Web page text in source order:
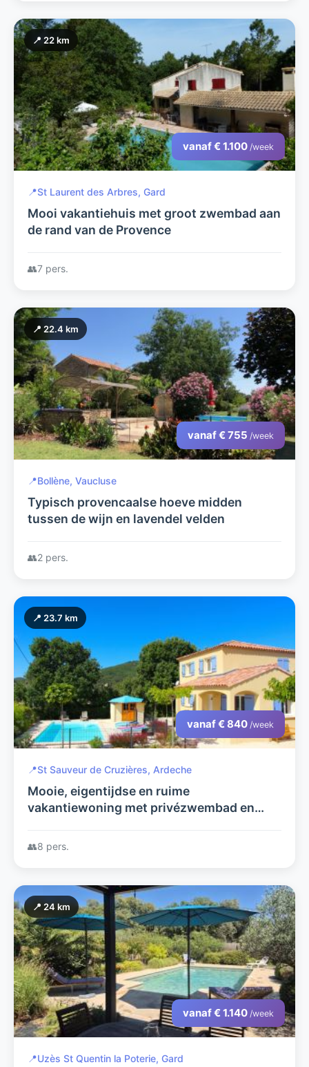
📍 22 km
vanaf € 1.100 /week
📍St Laurent des Arbres, Gard
Mooi vakantiehuis met groot zwembad aan
de rand van de Provence
👥7 pers.
📍 22.4 km
vanaf € 755 /week
📍Bollène, Vaucluse
Typisch provencaalse hoeve midden
tussen de wijn en lavendel velden
👥2 pers.
📍 23.7 km
vanaf € 840 /week
📍St Sauveur de Cruzières, Ardeche
Mooie, eigentijdse en ruime
vakantiewoning met privézwembad en
👥8 pers.
📍 24 km
vanaf € 1.140 /week
📍Uzès St Quentin la Poterie, Gard